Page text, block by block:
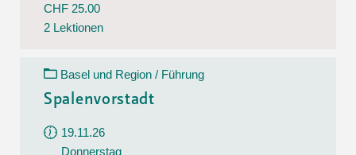
CHF 25.00
2 Lektionen
Basel und Region / Führung
Spalenvorstadt
19.11.26
Donnerstag